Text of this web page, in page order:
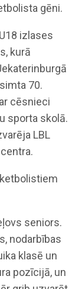
gēni.
izlases
kurā
70.
cēsnieci
sporta skolā.
LBL
seniors.
nodarbības
klasē un
pozīcijā, un